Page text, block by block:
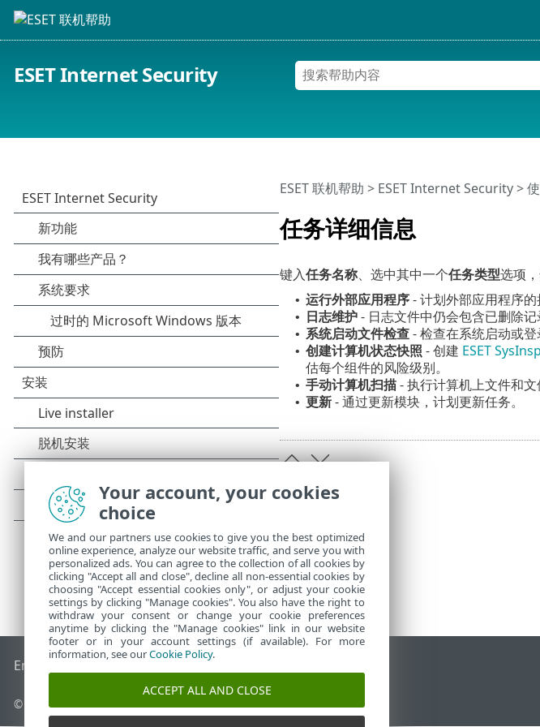
ESET Internet Security
任务详细信息
ESET 联机帮助 > ESET Internet Security>
键入任务名称、选中其中一个任务类型选项
• 运行外部应用程序- 计划外部应用程序的
• 日志维护- 日志文件中仍会包含已删除记
• 系统启动文件检查- 检查在系统启动或登
• 创建计算机状态快照 - 创建 ESET
估每个组件的风险级别。
• 手动计算机扫描- 执行计算机上文件和文
• 更新- 通过更新模块，计划更新任务。
End of Life ESET 知识库 ESET 论坛ESET Status Portal
© 1992 - 2025 ESET, spol. s r.o. - 保留所有权利。
Your account, your cookies
choice
We and our partners use cookies to give you the best optimized
online experience, analyze our website traffic, and serve you with
personalized ads. You can agree to the collection of all cookies by
clicking "Accept all and close", decline all non-essential cookies by
choosing "Accept essential cookies only", or adjust your cookie
settings by clicking "Manage cookies". You also have the right to
withdraw your consent or change your cookie preferences
anytime by clicking the "Manage cookies" link in our website
footer or in your account settings (if available). For more
information, see ourCookie Policy.
ACCEPT ALL AND CLOSE